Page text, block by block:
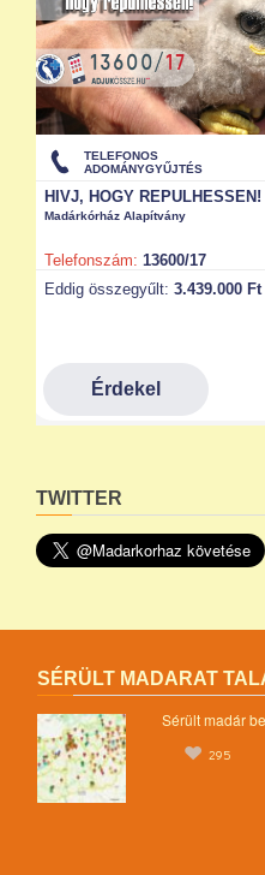
TWITTER
SÉRÜLT MADARAT
Sérült madár
295